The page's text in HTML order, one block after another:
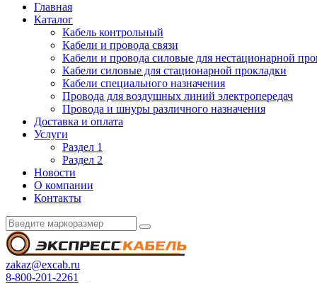
Главная
Каталог
Кабель контрольный
Кабели и провода связи
Кабели и провода силовые для нестационарной
Кабели силовые для стационарной прокладки
Кабели специального назначения
Провода для воздушных линий электропередач
Провода и шнуры различного назначения
Доставка и оплата
Услуги
Раздел 1
Раздел 2
Новости
О компании
Контакты
zakaz@excab.ru
8-800-201-2261